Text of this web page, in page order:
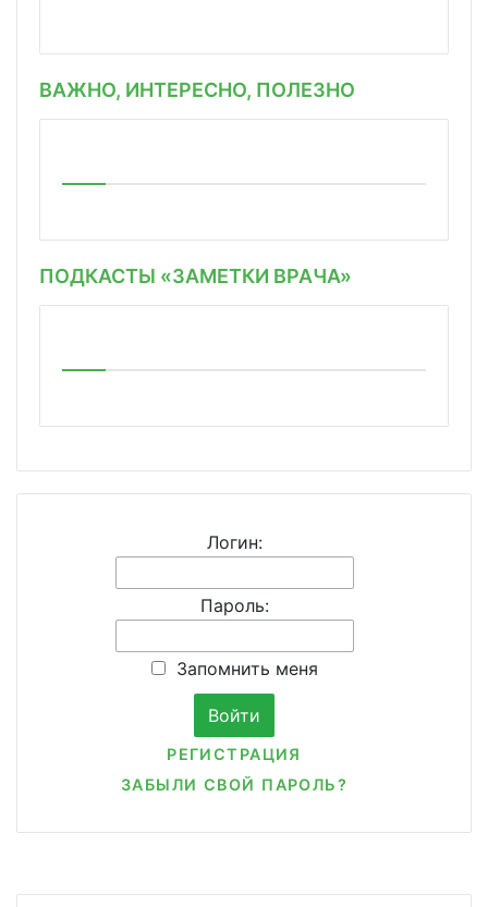
ВАЖНО, ИНТЕРЕСНО, ПОЛЕЗНО
ПОДКАСТЫ «ЗАМЕТКИ ВРАЧА»
Логин:
Пароль:
Запомнить меня
РЕГИСТРАЦИЯ
ЗАБЫЛИ СВОЙ ПАРОЛЬ?